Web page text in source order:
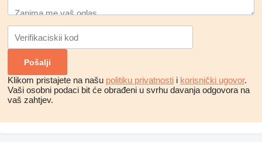
Klikom pristajete na našu politiku privatnosti i korisnički ugovor.
Vaši osobni podaci bit će obrađeni u svrhu davanja odgovora na
vaš zahtjev.